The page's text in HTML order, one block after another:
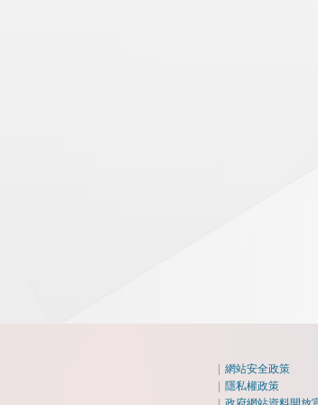
|網站安全政策
|隱私權政策